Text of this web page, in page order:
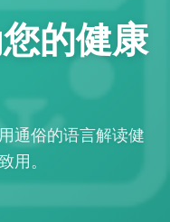
的健康
通俗的语言解读健
用。